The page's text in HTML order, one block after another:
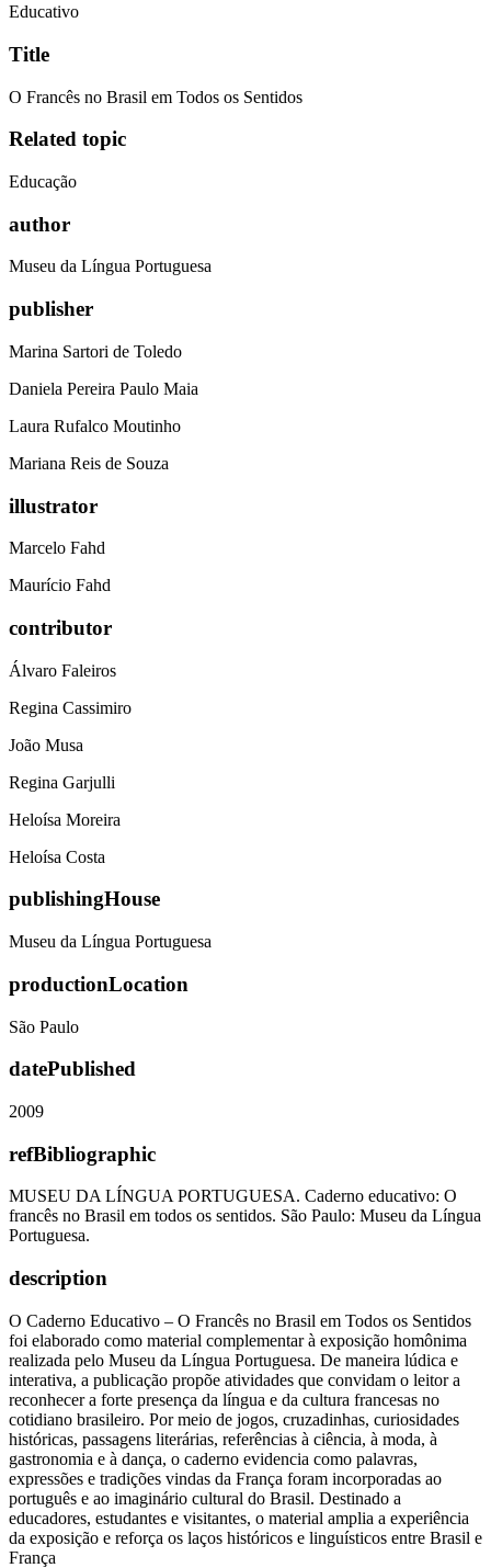
Educativo
Title
O Francês no Brasil em Todos os Sentidos
Related topic
Educação
author
Museu da Língua Portuguesa
publisher
Marina Sartori de Toledo
Daniela Pereira Paulo Maia
Laura Rufalco Moutinho
Mariana Reis de Souza
illustrator
Marcelo Fahd
Maurício Fahd
contributor
Álvaro Faleiros
Regina Cassimiro
João Musa
Regina Garjulli
Heloísa Moreira
Heloísa Costa
publishingHouse
Museu da Língua Portuguesa
productionLocation
São Paulo
datePublished
2009
refBibliographic
MUSEU DA LÍNGUA PORTUGUESA. Caderno educativo: O
francês no Brasil em todos os sentidos. São Paulo: Museu da Língua
Portuguesa.
description
O Caderno Educativo – O Francês no Brasil em Todos os Sentidos
foi elaborado como material complementar à exposição homônima
realizada pelo Museu da Língua Portuguesa. De maneira lúdica e
interativa, a publicação propõe atividades que convidam o leitor a
reconhecer a forte presença da língua e da cultura francesas no
cotidiano brasileiro. Por meio de jogos, cruzadinhas, curiosidades
históricas, passagens literárias, referências à ciência, à moda, à
gastronomia e à dança, o caderno evidencia como palavras,
expressões e tradições vindas da França foram incorporadas ao
português e ao imaginário cultural do Brasil. Destinado a
educadores, estudantes e visitantes, o material amplia a experiência
da exposição e reforça os laços históricos e linguísticos entre Brasil e
França